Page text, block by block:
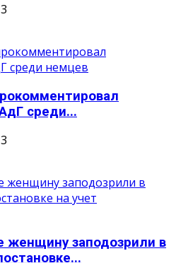
3
среди...
3
женщину заподозрили в